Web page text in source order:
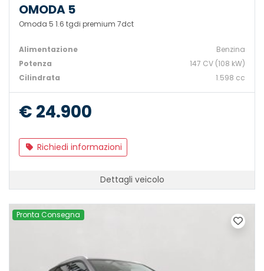
OMODA 5
Omoda 5 1.6 tgdi premium 7dct
Alimentazione
Benzina
Potenza
147 CV (108 kW)
Cilindrata
1.598 cc
€ 24.900
Richiedi informazioni
Dettagli veicolo
Pronta Consegna